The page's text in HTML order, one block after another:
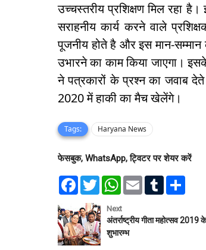
उच्चस्तरीय प्रशिक्षण मिल रहा
सराहनीय कार्य करने वाले
पूजनीय होते है और इस मान-सम्मान
उभारने का काम किया जाएगा।
ने पत्रकारों के प्रश्न का जवाब
2020 में हाकी का मैच खेलेंगे।
Tags: Haryana News
फेसबुक, WhatsApp, ट्विटर पर शेयर करें
F
e
b
o
o
k
T
w
t
t
e
r
W
t
s
A
p
E
l
T
l
e
Next
अंतर्राष्ट्रीय गीता महोत्सव
शुभारम्भ